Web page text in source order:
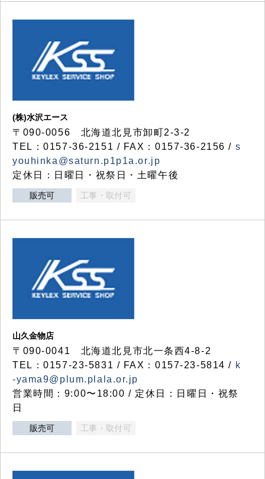
(株)水沢エース
〒090-0056 北海道北見市卸町2-3-2
TEL：0157-36-2151 / FAX：0157-36-2156 / s
youhinka@saturn.p1p1a.or.jp
定休日：日曜日・祝祭日・土曜午後
販売可 工事・取付可
山久金物店
〒090-0041 北海道北見市北一条西4-8-2
TEL：0157-23-5831 / FAX：0157-23-5814 / k
-yama9@plum.plala.or.jp
営業時間：9:00〜18:00 / 定休日：日曜日・祝祭
日
販売可 工事・取付可